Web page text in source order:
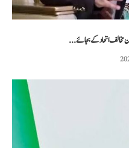
مخالف اتحاد کے بجائے...